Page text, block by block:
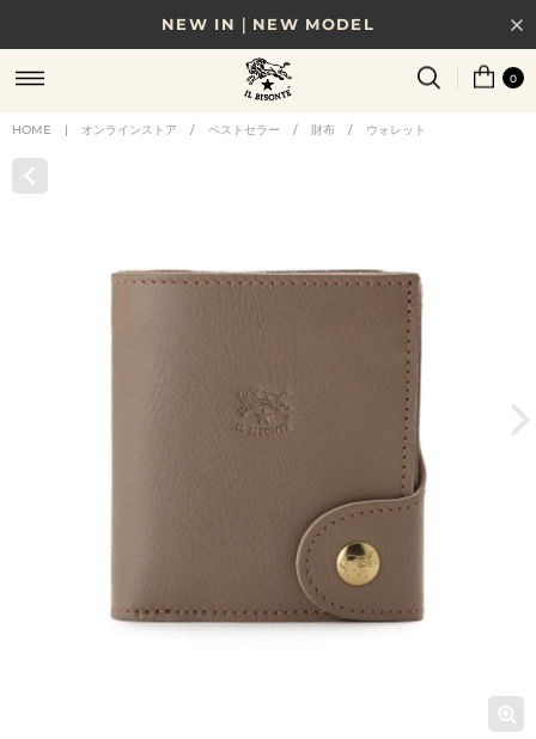
NEW IN｜NEW MODEL
8/17(月)10時まで｜税込11,000円以上で送料無料
贈る相手やシーンから選べる、新しいギフトガイド
0
HOME | オンラインストア / ベストセラー / 財布 / ウォレット